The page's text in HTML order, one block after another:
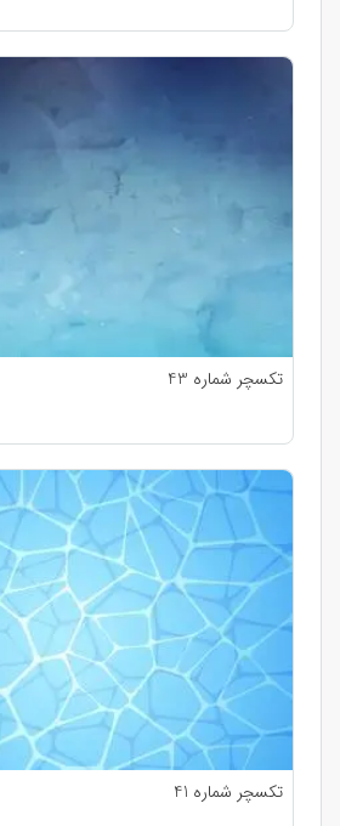
تکسچر شماره 43
تکسچر شماره 41